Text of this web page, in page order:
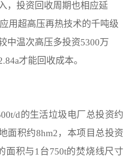
，投资回收周期也相应延
用超高压再热技术的千吨级
中温次高压多投资5300万
才能回收成本。
d的生活垃圾电厂总投资约
面积约8hm2，本项目总投资
面积与1台750t的焚烧线尺寸